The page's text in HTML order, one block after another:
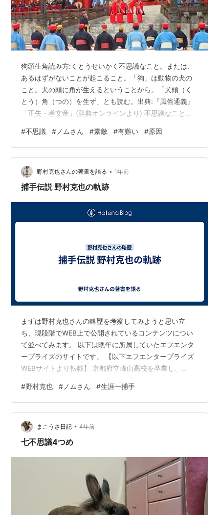
狗頭生角読み方:くとうせいかく不思議なこと。または、
あるはずがないことが起こること。「狗」は動物の犬の
こと。犬の頭に角が生えるということから。「犬頭（く
とう）角（つの）を生ず」とも読む。出典:『風俗通義』
「正失・孝文帝」(辞典オンラインより) 不思議なことっ
いことが起こったらちゃんと原因を追究した方が好さそ
うです。 「勝ちに不思議の勝ちあり、負けに不思議の負
けなし」 ノムさんの言葉で有名ですが実は江戸時代の剣
術家・松浦静山の引用だそうで、それにしても素敵な言
葉ではありませんか⁉ 負けたのは、しくじったのは不思
#不思議 # ノムさん #素敵 #有難い #原因
野村克也さんの著書を語る • 1年前
捕手伝説 野村克也の軌跡
まずは野村克也さんの略歴を考察してみようと思い立
ち、現段階でWEB上で公開されているコンテンツについ
て並べてみます。 以下は晩年に所属していたエフエンタ
ープライズのサイトです。 【以下エフエンタープライズ
WEBサイトより転載】 京都府立峰山高校を卒業し、
1956年からレギュラーに定着すると、現役27年間にわた
り球界を代表する捕手として活躍。歴代2位の通算657本
塁打、戦後初の三冠王などその強打で数々の記録を打ち
立て、不動の正捕手として南海の黄金時代を支えた。
「ささやき戦術」や投手のクイックモーションの導入な
#野村克也 # ノムさん #生涯一捕手
まこうさ日記 • 4年前
七不思議4つめ